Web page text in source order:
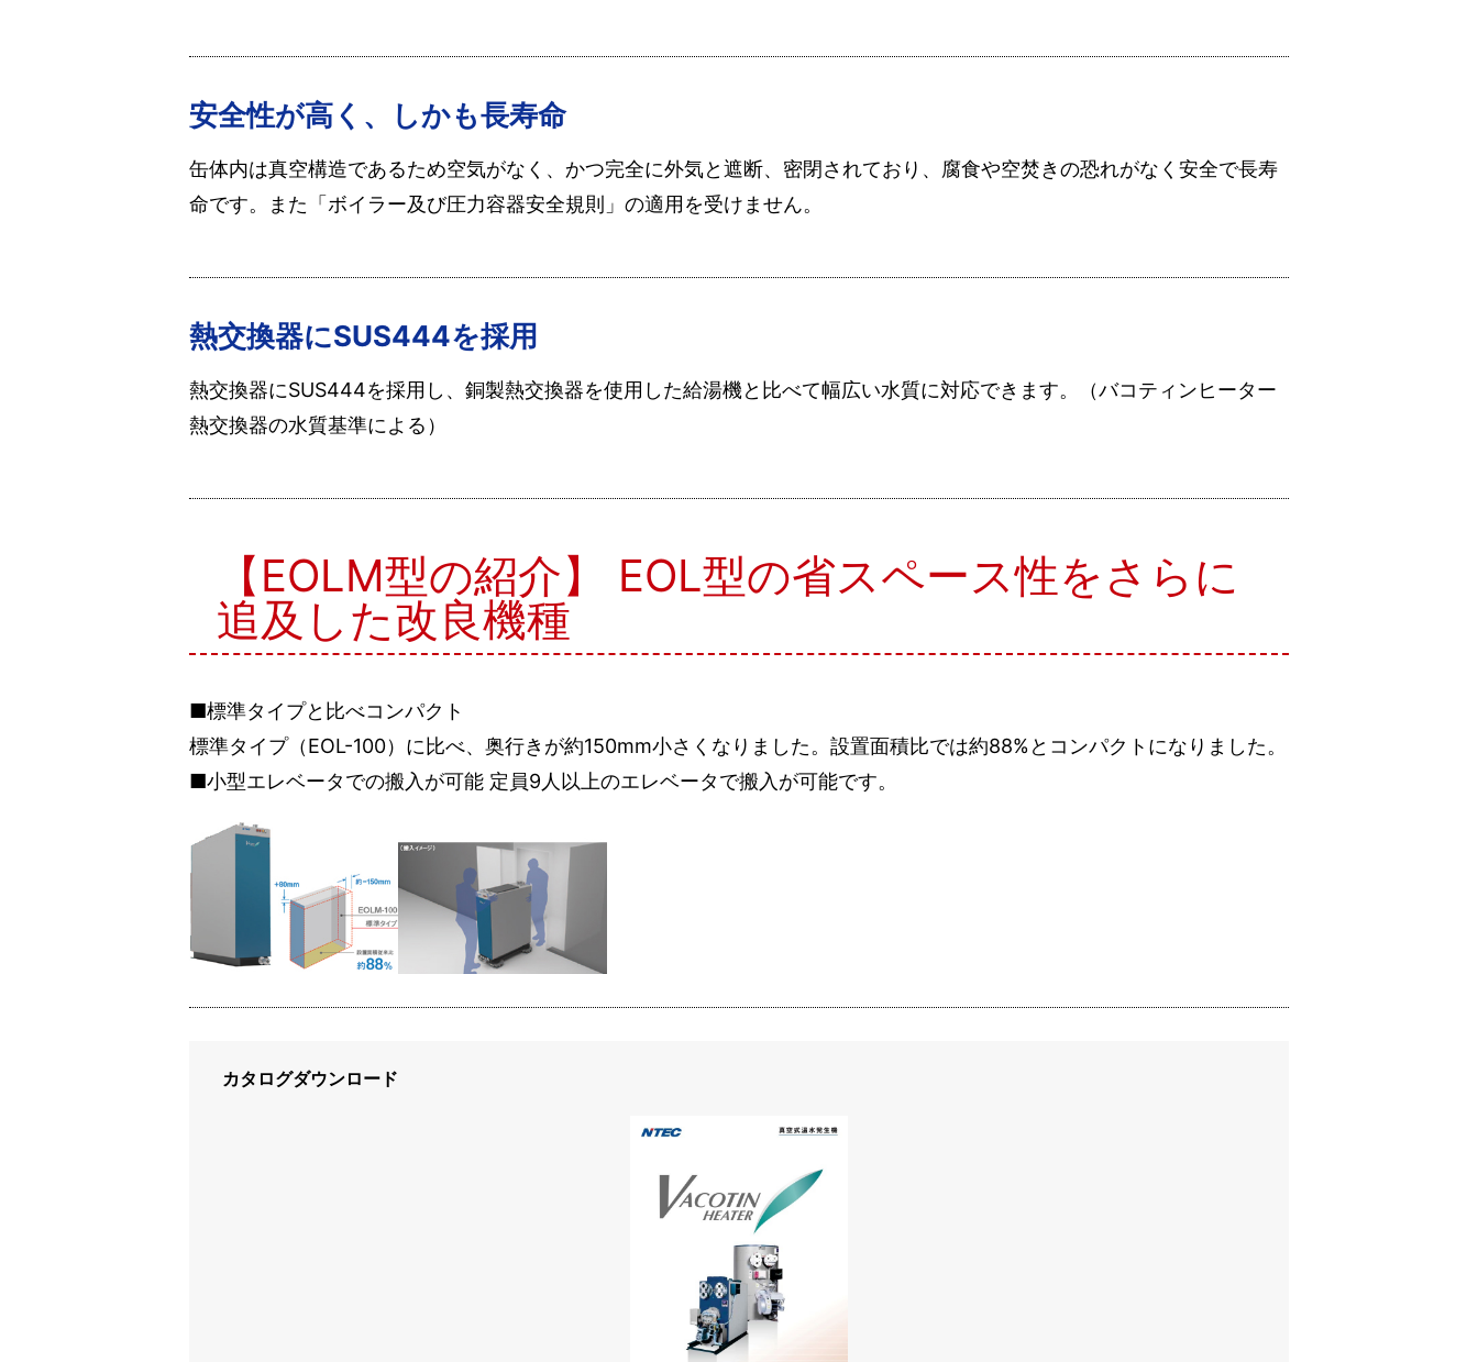
安全性が高く、しかも長寿命
缶体内は真空構造であるため空気がなく、かつ完全に外気と遮断、密閉されており、腐食や空焚きの恐れがなく安全で長寿
命です。また「ボイラー及び圧力容器安全規則」の適用を受けません。
熱交換器にSUS444を採用
熱交換器にSUS444を採用し、銅製熱交換器を使用した給湯機と比べて幅広い水質に対応できます。（バコティンヒーター
熱交換器の水質基準による）
【EOLM型の紹介】 EOL型の省スペース性をさらに
追及した改良機種
■標準タイプと比べコンパクト
標準タイプ（EOL-100）に比べ、奥行きが約150mm小さくなりました。設置面積比では約88%とコンパクトになりました。
■小型エレベータでの搬入が可能 定員9人以上のエレベータで搬入が可能です。
カタログダウンロード